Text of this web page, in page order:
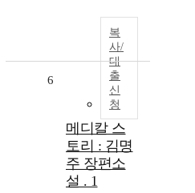
복
사/
대
출
신
청
6
메디칼 스
토리 : 김명
주 장편소
설 . 1